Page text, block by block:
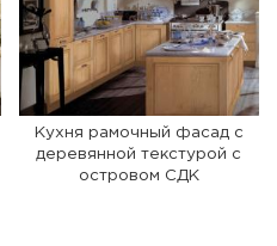
Кухня рамочный фасад с
деревянной текстурой с
островом СДК